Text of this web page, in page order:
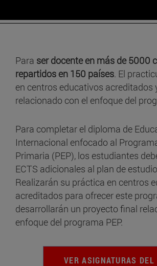
Para ser docente en más de 5000
repartidos en 150 países. El
en centros educativos acreditados
relacionado con el enfoque del
Para completar el diploma de
Internacional enfocado al
Primaria (PEP), los estudiantes
ECTS adicionales al plan de
Realizarán su práctica en centros
acreditados para ofrecer este
desarrollarán un proyecto final
enfoque del programa PEP.
VER ASIGNATURAS DEL